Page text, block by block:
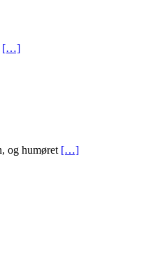
[…]
og humøret […]